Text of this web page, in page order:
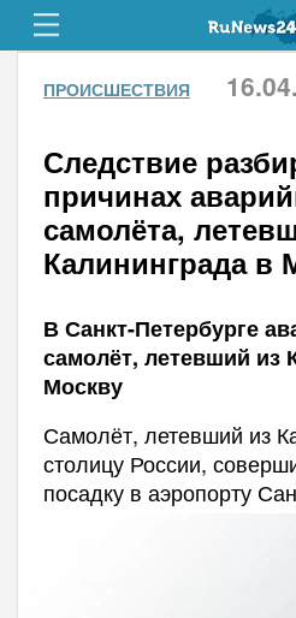
ПРОИСШЕСТВИЯ
Следствие
причинах
самолёта,
Калининграда в
В Санкт-Петербурге
самолёт, летевший из
Москву
Самолёт, летевший из
столицу России,
посадку в аэропорту